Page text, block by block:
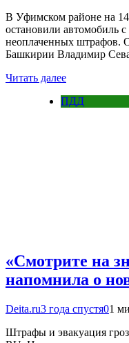
В Уфимском районе на
остановили автомобиль
неоплаченных штрафов.
Башкирии Владимир
Читать далее
ПДД
«Смотрите на
напомнила о
Deita.ru3 года спустя01
Штрафы и эвакуация